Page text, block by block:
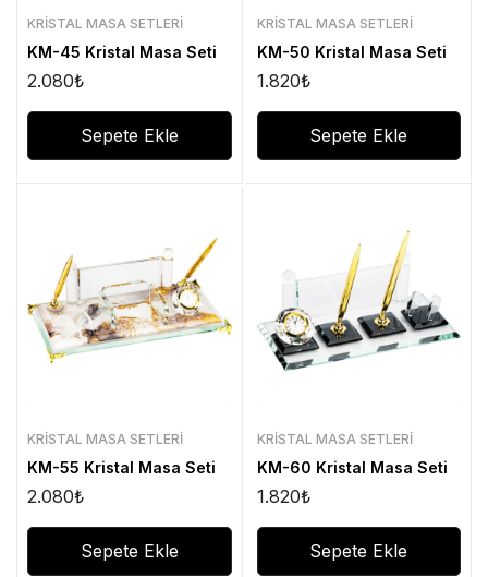
KRISTAL MASA SETLERI
KM-45 Kristal Masa Seti
2.080₺
Sepete Ekle
KRISTAL MASA SETLERI
KM-50 Kristal Masa Seti
1.820₺
Sepete Ekle
KRISTAL MASA SETLERI
KM-55 Kristal Masa Seti
2.080₺
Sepete Ekle
KRISTAL MASA SETLERI
KM-60 Kristal Masa Seti
1.820₺
Sepete Ekle